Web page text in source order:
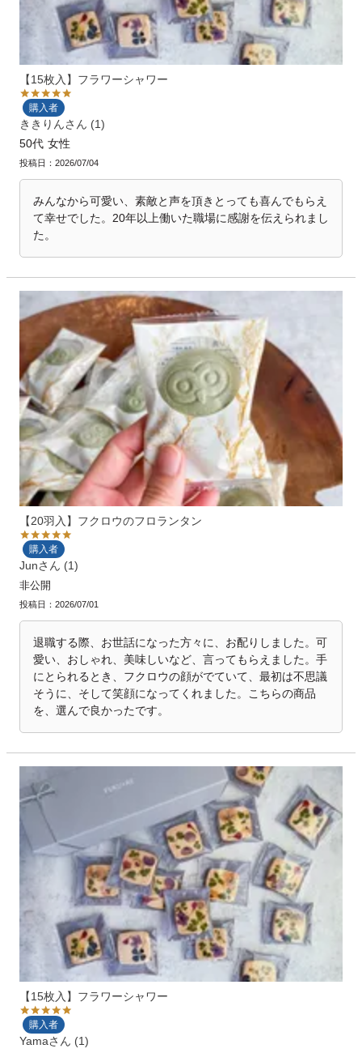
【15枚入】フラワーシャワー
購入者
ききりん
1
50代 女性
投稿日 2026/07/04
みんなから可愛い、素敵と声を頂きとっても喜んでもらえ
て幸せでした。20年以上働いた職場に感謝を伝えられまし
た。
【20羽入】フクロウのフロランタン
購入者
Jun 1
非公開
投稿日 2026/07/01
退職する際、お世話になった方々に、お配りしました。可
愛い、おしゃれ、美味しいなど、言ってもらえました。手
にとられるとき、フクロウの顔がでていて、最初は不思議
そうに、そして笑顔になってくれました。こちらの商品
【15枚入】フラワーシャワー
購入者
Yama
1